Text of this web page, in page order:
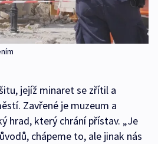
jejíž minaret se zřítil a
Zavřené je muzeum a
hrad, který chrání přístav. „Je
chápeme to, ale jinak nás